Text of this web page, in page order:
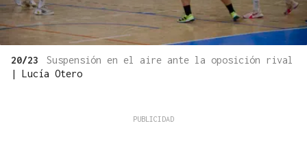
20/23
Suspensión en el aire ante la oposición rival
| Lucía Otero